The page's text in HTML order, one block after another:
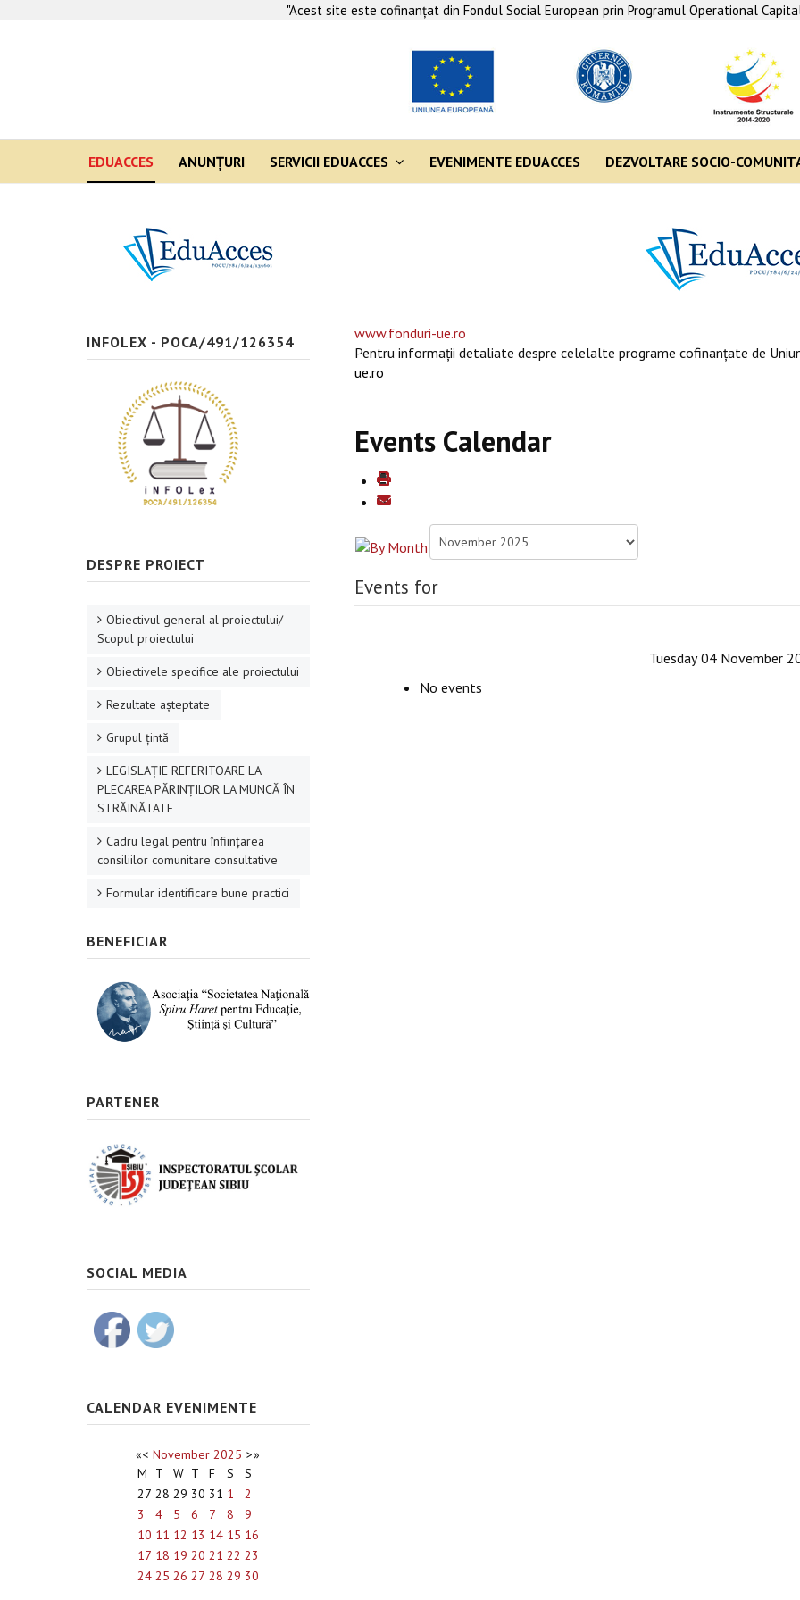
"Acest site este cofinanţat din Fondul Social European prin Programul Operational
EDUACCES ANUNŢURI SERVICII EDUACCES EVENIMENTE EDUACCES DEZVOLTARE SOCIO-
www.fonduri-ue.ro
Pentru informaţii detaliate despre celelalte programe cofinanţate de
ue.ro
Events Calendar
Events for
Tuesday 04 November
No events
INFOLEX - POCA/491/126354
DESPRE PROIECT
Obiectivul general al proiectului/
Scopul proiectului
Obiectivele specifice ale proiectului
Rezultate aşteptate
Grupul ţintă
LEGISLAȚIE REFERITOARE LA
PLECAREA PĂRINȚILOR LA MUNCĂ ÎN
STRĂINĂTATE
Cadru legal pentru înființarea
consiliilor comunitare consultative
Formular identificare bune practici
BENEFICIAR
PARTENER
SOCIAL MEDIA
CALENDAR EVENIMENTE
«< November 2025 >»
M
T W T F S
S
27 28 29 30 31 1
2
3
4 5 6 7 8
9
10 11 12 13 14 15 16
17 18 19 20 21 22 23
24 25 26 27 28 29 30